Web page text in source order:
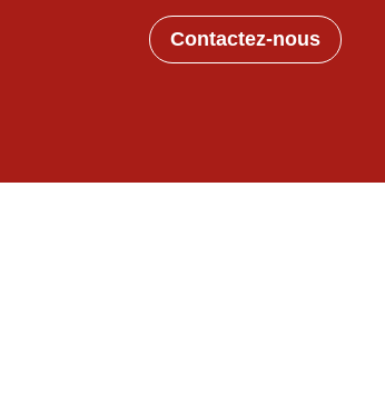
Contactez-nous